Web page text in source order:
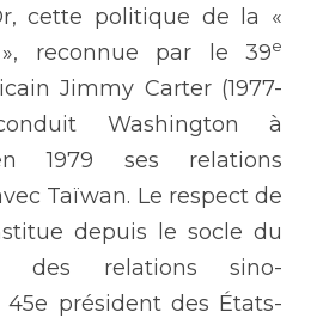
», reconnue par le 39e
Jimmy Carter (1977-
Washington à
1979 ses relations
Taïwan. Le respect de
depuis le socle du
des relations sino-
45e président des États-